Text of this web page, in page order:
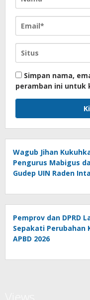
Simpan nama,
peramban ini untuk
Wagub Jihan
Pengurus Mabigus
Gudep UIN Raden
Pemprov dan DPRD
Sepakati Perubahan
APBD 2026